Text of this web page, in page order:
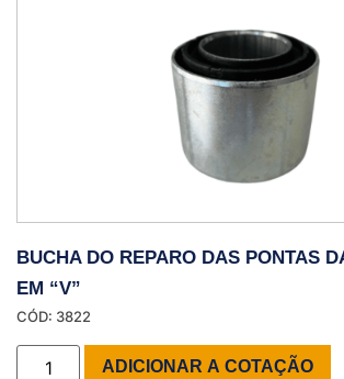
BUCHA DO REPARO DAS PONTAS
EM “V”
CÓD: 3822
ADICIONAR A COTAÇÃO